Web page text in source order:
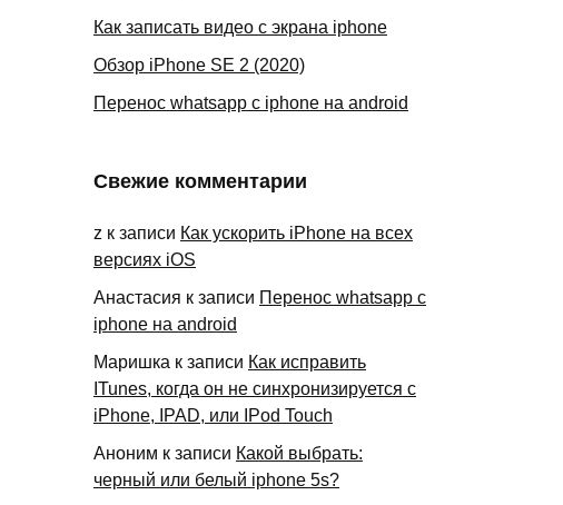
Как записать видео с экрана iphone
Обзор iPhone SE 2 (2020)
Перенос whatsapp с iphone на android
Свежие комментарии
z к записи Как ускорить iPhone на всех
версиях iOS
Анастасия к записи Перенос whatsapp с
iphone на android
Маришка к записи Как исправить
ITunes, когда он не синхронизируется с
iPhone, IPAD, или IPod Touch
Аноним к записи Какой выбрать:
черный или белый iphone 5s?